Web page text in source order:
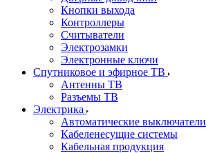
Кнопки выхода
Контроллеры
Считыватели
Электрозамки
Электронные ключи
Спутниковое и эфирное ТВ
Антенны ТВ
Разъемы ТВ
Электрика
Автоматические выключатели
Кабеленесущие системы
Кабельная продукция